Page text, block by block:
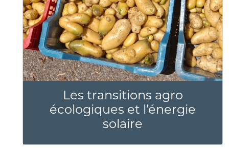
Les transitions agro
écologiques et l’énergie
solaire